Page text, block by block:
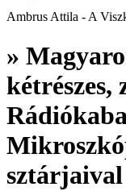
Ambrus Attila - A
»
kétrészes,
sztárjaival